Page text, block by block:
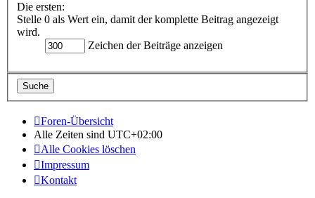
Die ersten:
Stelle 0 als Wert ein, damit der komplette Beitrag angezeigt
wird.
Zeichen der Beiträge anzeigen
Foren-Übersicht
Alle Zeiten sind UTC+02:00
Alle Cookies löschen
Impressum
Kontakt